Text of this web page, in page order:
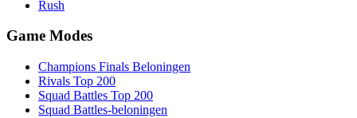
Rush
Game Modes
Champions Finals Beloningen
Rivals Top 200
Squad Battles Top 200
Squad Battles-beloningen